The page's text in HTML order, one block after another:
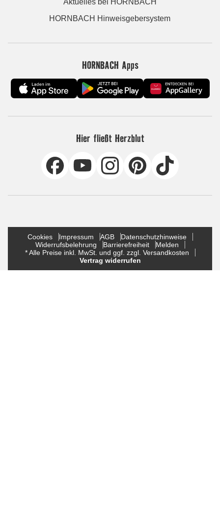
HORNBACH Hinweisgebersystem
HORNBACH Apps
Hier fließt Herzblut
Cookies Impressum AGB
Datenschutzhinweise
Widerrufsbelehrung
Barrierefreiheit
Melden
* Alle Preise inkl. MwSt. und ggf. zzgl. Versandkosten
Vertrag widerrufen